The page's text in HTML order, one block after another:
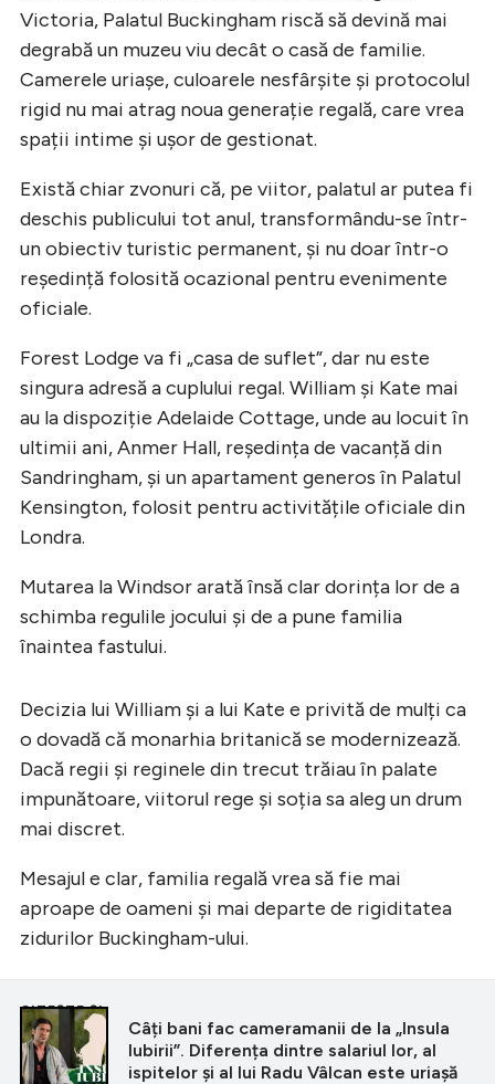
Victoria, Palatul Buckingham riscă să devină mai
degrabă un muzeu viu decât o casă de familie.
Camerele uriașe, culoarele nesfârșite și protocolul
rigid nu mai atrag noua generație regală, care vrea
spații intime și ușor de gestionat.
Există chiar zvonuri că, pe viitor, palatul ar putea fi
deschis publicului tot anul, transformându-se într-
un obiectiv turistic permanent, și nu doar într-o
reședință folosită ocazional pentru evenimente
oficiale.
Forest Lodge va fi „casa de suflet”, dar nu este
singura adresă a cuplului regal. William și Kate mai
au la dispoziție Adelaide Cottage, unde au locuit în
ultimii ani, Anmer Hall, reședința de vacanță din
Sandringham, și un apartament generos în Palatul
Kensington, folosit pentru activitățile oficiale din
Londra.
Mutarea la Windsor arată însă clar dorința lor de a
schimba regulile jocului și de a pune familia
înaintea fastului.
Decizia lui William și a lui Kate e privită de mulți ca
o dovadă că monarhia britanică se modernizează.
Dacă regii și reginele din trecut trăiau în palate
impunătoare, viitorul rege și soția sa aleg un drum
mai discret.
Mesajul e clar, familia regală vrea să fie mai
aproape de oameni și mai departe de rigiditatea
zidurilor Buckingham-ului.
CITEȘTE ȘI
Câți bani fac cameramanii de la „Insula
Iubirii”. Diferența dintre salariul lor, al
ispitelor și al lui Radu Vâlcan este uriașă